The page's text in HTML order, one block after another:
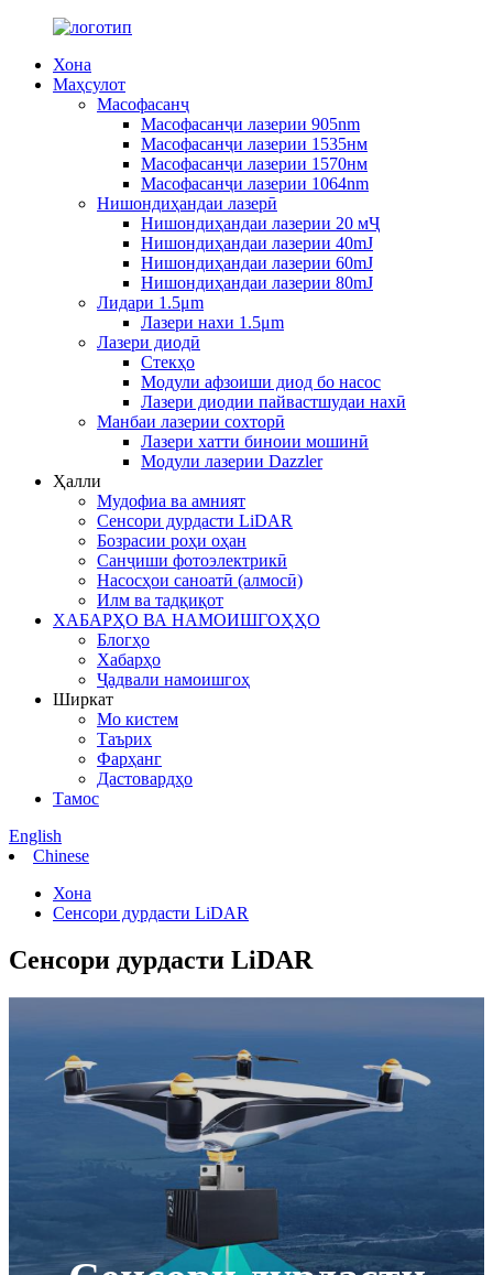
Хона
Маҳсулот
Масофасанҷ
Масофасанҷи лазерии 905nm
Масофасанҷи лазерии 1535нм
Масофасанҷи лазерии 1570нм
Масофасанҷи лазерии 1064nm
Нишондиҳандаи лазерӣ
Нишондиҳандаи лазерии 20 мҶ
Нишондиҳандаи лазерии 40mJ
Нишондиҳандаи лазерии 60mJ
Нишондиҳандаи лазерии 80mJ
Лидари 1.5μm
Лазери нахи 1.5μm
Лазери диодӣ
Стекҳо
Модули афзоиши диод бо насос
Лазери диодии пайвастшудаи нахӣ
Манбаи лазерии сохторӣ
Лазери хатти биноии мошинӣ
Модули лазерии Dazzler
Ҳалли
Мудофиа ва амният
Сенсори дурдасти LiDAR
Бозрасии роҳи оҳан
Санҷиши фотоэлектрикӣ
Насосҳои саноатӣ (алмосӣ)
Илм ва тадқиқот
ХАБАРҲО ВА НАМОИШГОҲҲО
Блогҳо
Хабарҳо
Ҷадвали намоишгоҳ
Ширкат
Мо кистем
Таърих
Фарҳанг
Дастовардҳо
Тамос
English
Chinese
Хона
Сенсори дурдасти LiDAR
Сенсори дурдасти LiDAR